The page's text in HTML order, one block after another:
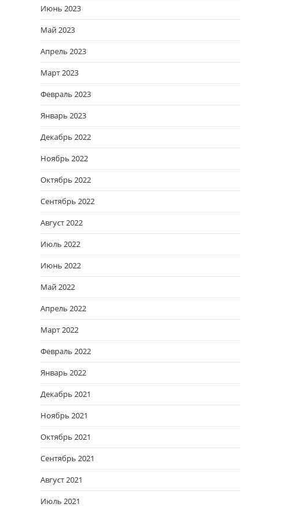
Июнь 2023
Май 2023
Апрель 2023
Март 2023
Февраль 2023
Январь 2023
Декабрь 2022
Ноябрь 2022
Октябрь 2022
Сентябрь 2022
Август 2022
Июль 2022
Июнь 2022
Май 2022
Апрель 2022
Март 2022
Февраль 2022
Январь 2022
Декабрь 2021
Ноябрь 2021
Октябрь 2021
Сентябрь 2021
Август 2021
Июль 2021